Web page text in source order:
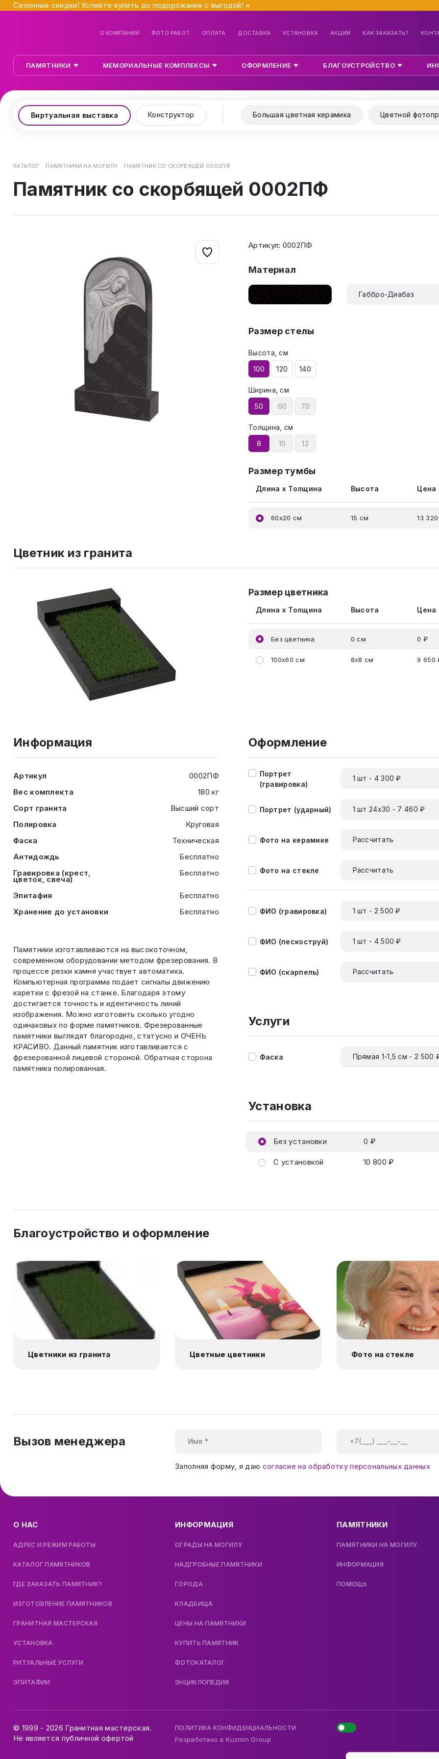
Сезонные скидки! Успейте купить до подорожания с выгодой! ×
О КОМПАНИИ ФОТО РАБОТ ОПЛАТА ДОСТАВКА УСТАНОВКА АКЦИИ КАК ЗАКАЗАТЬ?
ПАМЯТНИКИ МЕМОРИАЛЬНЫЕ КОМПЛЕКСЫ ОФОРМЛЕНИЕ БЛАГОУСТРОЙСТВО
Виртуальная выставка Конструктор Большая цветная керамика Цветной
КАТАЛОГ ПАМЯТНИКИ НА МОГИЛУ ПАМЯТНИК СО СКОРБЯЩЕЙ 0002ПФ
Памятник со скорбящей 0002ПФ
Артикул: 0002ПФ
Материал
Габбро-Диабаз
Размер стелы
Высота, см
100 120 140
Ширина, см
50 60 70
Толщина, см
8 10 12
Размер тумбы
Длина x Толщина Высота Цена
60x20 см 15 см 13
Цветник из гранита
Размер цветника
Длина x Толщина Высота Цена
Без цветника 0 см 0 ₽
100x60 см 8x8 см 9 650
Информация
Артикул
0002ПФ
Вес комплекта
180 кг
Сорт гранита
Высший сорт
Полировка
Круговая
Фаска
Техническая
Антидождь
Бесплатно
Гравировка (крест,
цветок, свеча)
Бесплатно
Эпитафия
Бесплатно
Хранение до установки
Бесплатно
Памятники изготавливаются на высокоточном,
современном оборудовании методом фрезерования. В
процессе резки камня участвует автоматика.
Компьютерная программа подает сигналы движению
каретки с фрезой на станке. Благодаря этому
достигается точность и идентичность линий
изображения. Можно изготовить сколько угодно
одинаковых по форме памятников. Фрезерованные
памятники выглядят благородно, статусно и ОЧЕНЬ
КРАСИВО. Данный памятник изготавливается с
фрезерованной лицевой стороной. Обратная сторона
памятника полированная.
Оформление
Портрет
(гравировка)
1 шт - 4 300 ₽
Портрет (ударный) 1 шт 24х30 - 7 460 ₽
Фото на керамике Рассчитать
Фото на стекле Рассчитать
ФИО (гравировка) 1 шт - 2 500 ₽
ФИО (пескоструй) 1 шт - 4 500 ₽
ФИО (скарпель) Рассчитать
Услуги
Фаска Прямая 1-1,5 см - 2 500
Установка
Без установки 0 ₽
С установкой 10 800 ₽
Благоустройство и оформление
Цветники из гранита Цветные цветники Фото на стекле
Вызов менеджера
Заполняя форму, я даю согласие на обработку персональных данных
О НАС
АДРЕС И РЕЖИМ РАБОТЫ
КАТАЛОГ ПАМЯТНИКОВ
ГДЕ ЗАКАЗАТЬ ПАМЯТНИК?
ИЗГОТОВЛЕНИЕ ПАМЯТНИКОВ
ГРАНИТНАЯ МАСТЕРСКАЯ
УСТАНОВКА
РИТУАЛЬНЫЕ УСЛУГИ
ЭПИТАФИИ
ИНФОРМАЦИЯ
ОГРАДЫ НА МОГИЛУ
НАДГРОБНЫЕ ПАМЯТНИКИ
ГОРОДА
КЛАДБИЩА
ЦЕНЫ НА ПАМЯТНИКИ
КУПИТЬ ПАМЯТНИК
ФОТОКАТАЛОГ
ЭНЦИКЛОПЕДИЯ
ПАМЯТНИКИ
ПАМЯТНИКИ НА МОГИЛУ
ИНФОРМАЦИЯ
ПОМОЩЬ
© 1999 - 2026 Гранитная мастерская.
Не является публичной офертой
ПОЛИТИКА КОНФИДЕНЦИАЛЬНОСТИ
Разработано вKuzmin Group